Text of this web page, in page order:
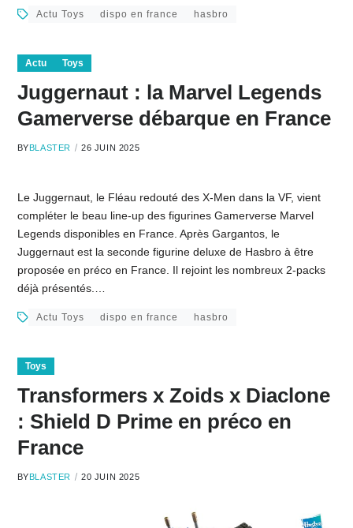
Actu Toys dispo en france hasbro
Actu Toys
Juggernaut : la Marvel Legends
Gamerverse débarque en France
BY BLASTER 26 JUIN 2025
Le Juggernaut, le Fléau redouté des X-Men dans la VF, vient
compléter le beau line-up des figurines Gamerverse Marvel
Legends disponibles en France. Après Gargantos, le
Juggernaut est la seconde figurine deluxe de Hasbro à être
proposée en préco en France. Il rejoint les nombreux 2-packs
déjà présentés.…
Actu Toys dispo en france hasbro
Toys
Transformers x Zoids x Diaclone
: Shield D Prime en préco en
France
BY BLASTER 20 JUIN 2025